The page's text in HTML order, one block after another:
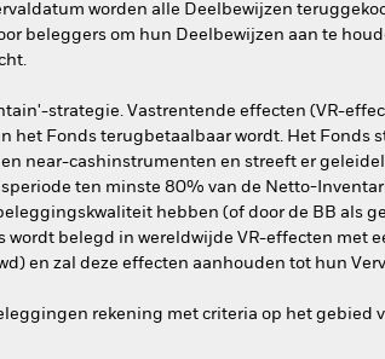
worden alle Deelbewijzen
beleggers om hun Deelbewijzen aan te
strategie. Vastrentende effecten (VR-
het Fonds terugbetaalbaar wordt. Het
near-cashinstrumenten en streeft er
ten minste 80% van de Netto-
hebben (of door de BB als
wordt belegd in wereldwijde VR-effecten met
en zal deze effecten aanhouden tot hun
rekening met criteria op het gebied